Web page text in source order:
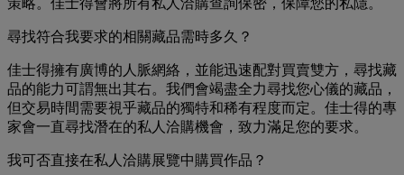
尋找符合我要求的相關藏品需時多久？
佳士得擁有廣博的人脈網絡，並能迅速配對買賣雙方，尋找藏
品的能力可謂無出其右。我們會竭盡全力尋找您心儀的藏品，
但交易時間需要視乎藏品的獨特和稀有程度而定。佳士得的專
家會一直尋找潛在的私人洽購機會，致力滿足您的要求。
我可否直接在私人洽購展覽中購買作品？